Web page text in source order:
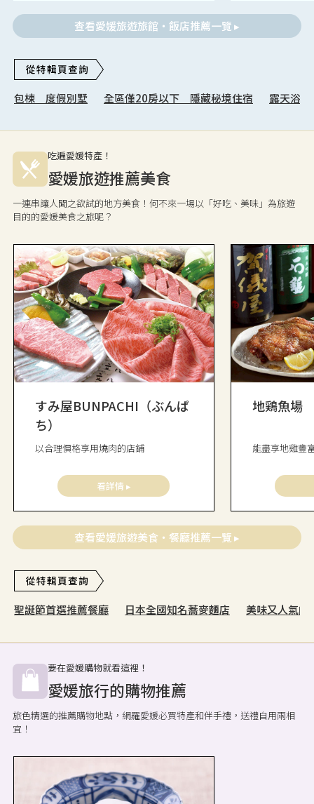
查看愛媛旅遊旅館・飯店推薦一覽 ▸
包棟 度假別墅 全區僅20房以下 隱藏秘境住宿 露天浴
吃遍愛媛特產！
愛媛旅遊推薦美食
一連串讓人聞之欲試的地方美食！何不來一場以「好吃、美味」為旅遊
目的的愛媛美食之旅呢？
すみ屋BUNPACHI（ぶんぱ
ち）
以合理價格享用燒肉的店鋪
看詳情 ▸
地鶏魚場
能盡享地雞豐
查看愛媛旅遊美食・餐廳推薦一覽 ▸
聖誕節首選推薦餐廳 日本全國知名蕎麥麵店 美味又人氣的
要在愛媛購物就看這裡！
愛媛旅行的購物推薦
旅色精選的推薦購物地點，網羅愛媛必買特產和伴手禮，送禮自用兩相
宜！